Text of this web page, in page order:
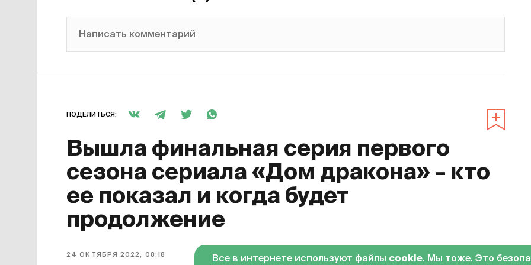
Написать комментарий
ПОДЕЛИТЬСЯ:
Вышла финальная серия первого
сезона сериала «Дом дракона» – кто
ее показал и когда будет
продолжение
24 ОКТЯБРЯ 2022, 08:18 0
Все в интернете используют файлы cookie. Мы тоже. Это